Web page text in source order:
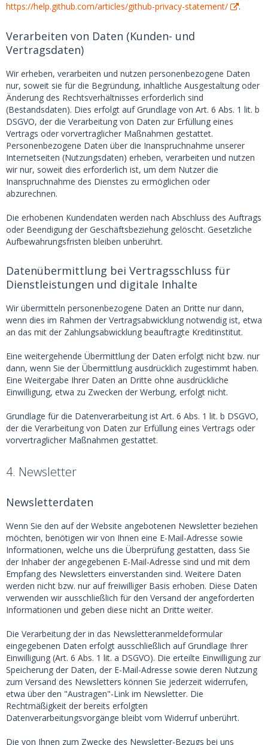
https://help.github.com/articles/github-privacy-statement/
.
Verarbeiten von Daten (Kunden- und
Vertragsdaten)
Wir erheben, verarbeiten und nutzen personenbezogene Daten
nur, soweit sie für die Begründung, inhaltliche Ausgestaltung oder
Änderung des Rechtsverhältnisses erforderlich sind
(Bestandsdaten). Dies erfolgt auf Grundlage von Art. 6 Abs. 1 lit. b
DSGVO, der die Verarbeitung von Daten zur Erfüllung eines
Vertrags oder vorvertraglicher Maßnahmen gestattet.
Personenbezogene Daten über die Inanspruchnahme unserer
Internetseiten (Nutzungsdaten) erheben, verarbeiten und nutzen
wir nur, soweit dies erforderlich ist, um dem Nutzer die
Inanspruchnahme des Dienstes zu ermöglichen oder
abzurechnen.
Die erhobenen Kundendaten werden nach Abschluss des Auftrags
oder Beendigung der Geschäftsbeziehung gelöscht. Gesetzliche
Aufbewahrungsfristen bleiben unberührt.
Datenübermittlung bei Vertragsschluss für
Dienstleistungen und digitale Inhalte
Wir übermitteln personenbezogene Daten an Dritte nur dann,
wenn dies im Rahmen der Vertragsabwicklung notwendig ist, etwa
an das mit der Zahlungsabwicklung beauftragte Kreditinstitut.
Eine weitergehende Übermittlung der Daten erfolgt nicht bzw. nur
dann, wenn Sie der Übermittlung ausdrücklich zugestimmt haben.
Eine Weitergabe Ihrer Daten an Dritte ohne ausdrückliche
Einwilligung, etwa zu Zwecken der Werbung, erfolgt nicht.
Grundlage für die Datenverarbeitung ist Art. 6 Abs. 1 lit. b DSGVO,
der die Verarbeitung von Daten zur Erfüllung eines Vertrags oder
vorvertraglicher Maßnahmen gestattet.
4. Newsletter
Newsletterdaten
Wenn Sie den auf der Website angebotenen Newsletter beziehen
möchten, benötigen wir von Ihnen eine E-Mail-Adresse sowie
Informationen, welche uns die Überprüfung gestatten, dass Sie
der Inhaber der angegebenen E-Mail-Adresse sind und mit dem
Empfang des Newsletters einverstanden sind. Weitere Daten
werden nicht bzw. nur auf freiwilliger Basis erhoben. Diese Daten
verwenden wir ausschließlich für den Versand der angeforderten
Informationen und geben diese nicht an Dritte weiter.
Die Verarbeitung der in das Newsletteranmeldeformular
eingegebenen Daten erfolgt ausschließlich auf Grundlage Ihrer
Einwilligung (Art. 6 Abs. 1 lit. a DSGVO). Die erteilte Einwilligung zur
Speicherung der Daten, der E-Mail-Adresse sowie deren Nutzung
zum Versand des Newsletters können Sie jederzeit widerrufen,
etwa über den "Austragen"-Link im Newsletter. Die
Rechtmäßigkeit der bereits erfolgten
Datenverarbeitungsvorgänge bleibt vom Widerruf unberührt.
Die von Ihnen zum Zwecke des Newsletter-Bezugs bei uns